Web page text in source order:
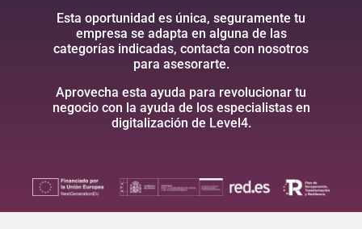
Esta oportunidad es única, seguramente tu
empresa se adapta en alguna de las
categorías indicadas, contacta con nosotros
para asesorarte.
Aprovecha esta ayuda para revolucionar tu
negocio con la ayuda de los especialistas en
digitalización de Level4.